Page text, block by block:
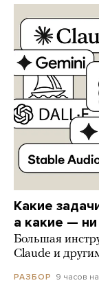
Какие
а какие —
Большая
Claude и
РАЗБОР 9 часов